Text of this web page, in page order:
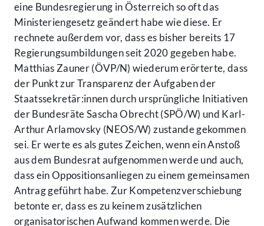
eine Bundesregierung in Österreich so oft das
Ministeriengesetz geändert habe wie diese. Er
rechnete außerdem vor, dass es bisher bereits 17
Regierungsumbildungen seit 2020 gegeben habe.
Matthias Zauner (ÖVP/N) wiederum erörterte, dass
der Punkt zur Transparenz der Aufgaben der
Staatssekretär:innen durch ursprüngliche Initiativen
der Bundesräte Sascha Obrecht (SPÖ/W) und Karl-
Arthur Arlamovsky (NEOS/W) zustande gekommen
sei. Er werte es als gutes Zeichen, wenn ein Anstoß
aus dem Bundesrat aufgenommen werde und auch,
dass ein Oppositionsanliegen zu einem gemeinsamen
Antrag geführt habe. Zur Kompetenzverschiebung
betonte er, dass es zu keinem zusätzlichen
organisatorischen Aufwand kommen werde. Die